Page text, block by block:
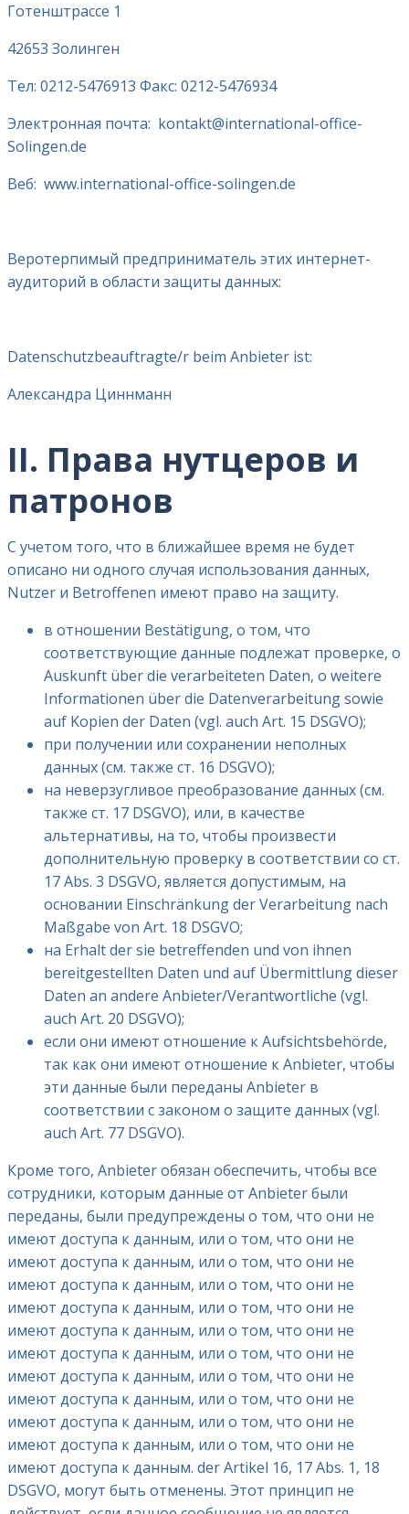
Готенштрассе 1
42653 Золинген
Тел: 0212-5476913 Факс: 0212-5476934
Электронная почта: kontakt@international-office-
Solingen.de
Веб: www.international-office-solingen.de
Веротерпимый предприниматель этих интернет-
аудиторий в области защиты данных:
Datenschutzbeauftragte/r beim Anbieter ist:
Александра Циннманн
II. Права нутцеров и
патронов
С учетом того, что в ближайшее время не будет
описано ни одного случая использования данных,
Nutzer и Betroffenen имеют право на защиту.
в отношении Bestätigung, о том, что
соответствующие данные подлежат проверке, о
Auskunft über die verarbeiteten Daten, о weitere
Informationen über die Datenverarbeitung sowie
auf Kopien der Daten (vgl. auch Art. 15 DSGVO);
при получении или сохранении неполных
данных (см. также ст. 16 DSGVO);
на неверзугливое преобразование данных (см.
также ст. 17 DSGVO), или, в качестве
альтернативы, на то, чтобы произвести
дополнительную проверку в соответствии со ст.
17 Abs. 3 DSGVO, является допустимым, на
основании Einschränkung der Verarbeitung nach
Maßgabe von Art. 18 DSGVO;
на Erhalt der sie betreffenden und von ihnen
bereitgestellten Daten und auf Übermittlung dieser
Daten an andere Anbieter/Verantwortliche (vgl.
auch Art. 20 DSGVO);
если они имеют отношение к Aufsichtsbehörde,
так как они имеют отношение к Anbieter, чтобы
эти данные были переданы Anbieter в
соответствии с законом о защите данных (vgl.
auch Art. 77 DSGVO).
Кроме того, Anbieter обязан обеспечить, чтобы все
сотрудники, которым данные от Anbieter были
переданы, были предупреждены о том, что они не
имеют доступа к данным, или о том, что они не
имеют доступа к данным, или о том, что они не
имеют доступа к данным, или о том, что они не
имеют доступа к данным, или о том, что они не
имеют доступа к данным, или о том, что они не
имеют доступа к данным, или о том, что они не
имеют доступа к данным, или о том, что они не
имеют доступа к данным, или о том, что они не
имеют доступа к данным, или о том, что они не
имеют доступа к данным, или о том, что они не
имеют доступа к данным. der Artikel 16, 17 Abs. 1, 18
DSGVO, могут быть отменены. Этот принцип не